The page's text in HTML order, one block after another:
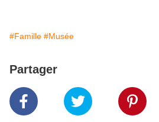
#Famille #Musée
Partager